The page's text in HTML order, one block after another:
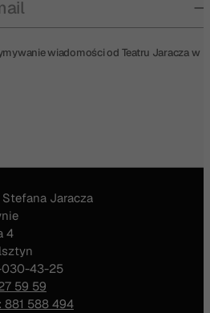
wiadomości od Teatru Jaracza w
Stefana Jaracza
4
030-43-25
59 59
881 588 494